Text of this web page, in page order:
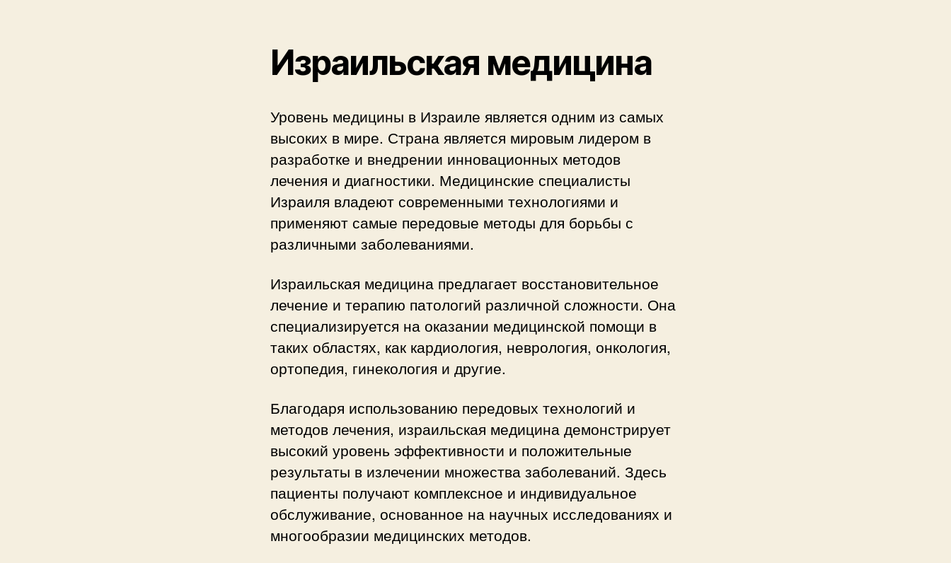
Израильская медицина
Уровень медицины в Израиле является одним из самых
высоких в мире. Страна является мировым лидером в
разработке и внедрении инновационных методов
лечения и диагностики. Медицинские специалисты
Израиля владеют современными технологиями и
применяют самые передовые методы для борьбы с
различными заболеваниями.
Израильская медицина предлагает восстановительное
лечение и терапию патологий различной сложности. Она
специализируется на оказании медицинской помощи в
таких областях, как кардиология, неврология, онкология,
ортопедия, гинекология и другие.
Благодаря использованию передовых технологий и
методов лечения, израильская медицина демонстрирует
высокий уровень эффективности и положительные
результаты в излечении множества заболеваний. Здесь
пациенты получают комплексное и индивидуальное
обслуживание, основанное на научных исследованиях и
многообразии медицинских методов.